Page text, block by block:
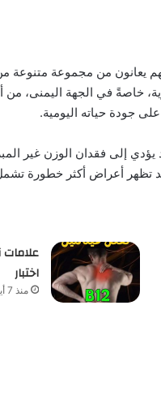
يعانون من مجموعة
خاصةً في الجهة
جودة حياته اليومية.
إلى فقدان الوزن غير
أعراض أكثر خطورة تشمل
اختبار
منذ 7 أيام